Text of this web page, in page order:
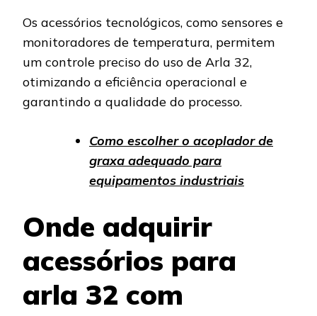
Os acessórios tecnológicos, como sensores e
monitoradores de temperatura, permitem
um controle preciso do uso de Arla 32,
otimizando a eficiência operacional e
garantindo a qualidade do processo.
Como escolher o acoplador de
graxa adequado para
equipamentos industriais
Onde adquirir
acessórios para
arla 32 com